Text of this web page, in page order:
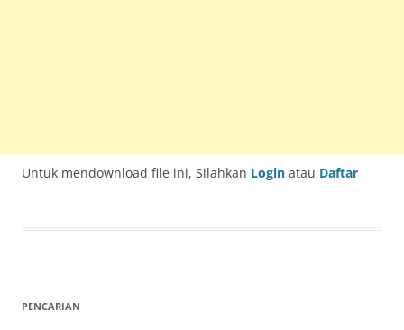
Untuk mendownload file ini, Silahkan Login atau Daftar
PENCARIAN